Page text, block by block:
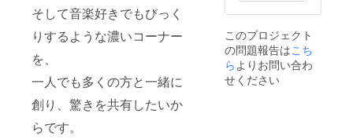
そして音楽好きでもびっく
りするような濃いコーナー
を、
一人でも多くの方と一緒に
創り、驚きを共有したいか
らです。
このプロジェクト
の問題報告はこち
らよりお問い合わ
せください